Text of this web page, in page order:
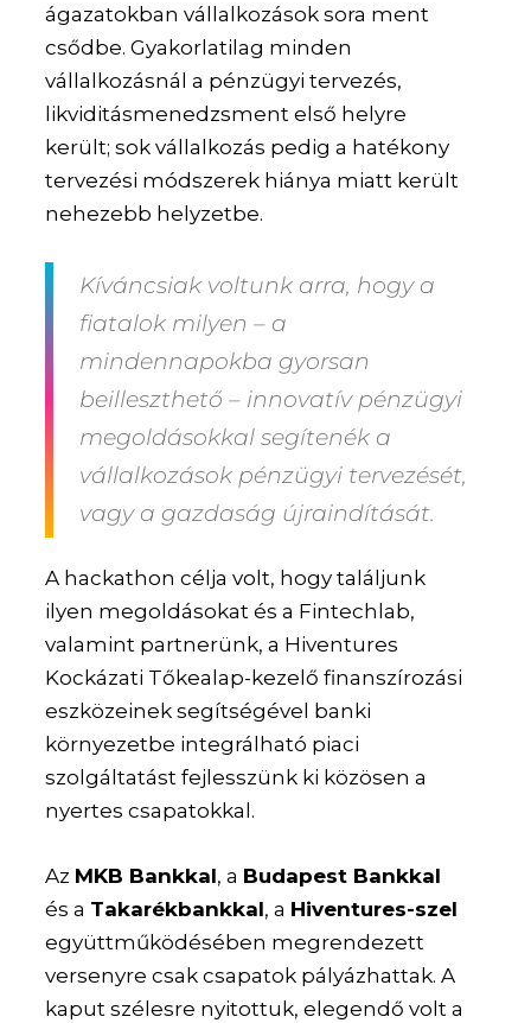
ágazatokban vállalkozások sora ment
csődbe. Gyakorlatilag minden
vállalkozásnál a pénzügyi tervezés,
likviditásmenedzsment első helyre
került; sok vállalkozás pedig a hatékony
tervezési módszerek hiánya miatt került
nehezebb helyzetbe.
Kíváncsiak voltunk arra, hogy a
fiatalok milyen – a
mindennapokba gyorsan
beilleszthető – innovatív pénzügyi
megoldásokkal segítenék a
vállalkozások pénzügyi tervezését,
vagy a gazdaság újraindítását.
A hackathon célja volt, hogy találjunk
ilyen megoldásokat és a Fintechlab,
valamint partnerünk, a Hiventures
Kockázati Tőkealap-kezelő finanszírozási
eszközeinek segítségével banki
környezetbe integrálható piaci
szolgáltatást fejlesszünk ki közösen a
nyertes csapatokkal.
Az MKB Bankkal, a Budapest Bankkal
és a Takarékbankkal, a Hiventures-szel
együttműködésében megrendezett
versenyre csak csapatok pályázhattak. A
kaput szélesre nyitottuk, elegendő volt a